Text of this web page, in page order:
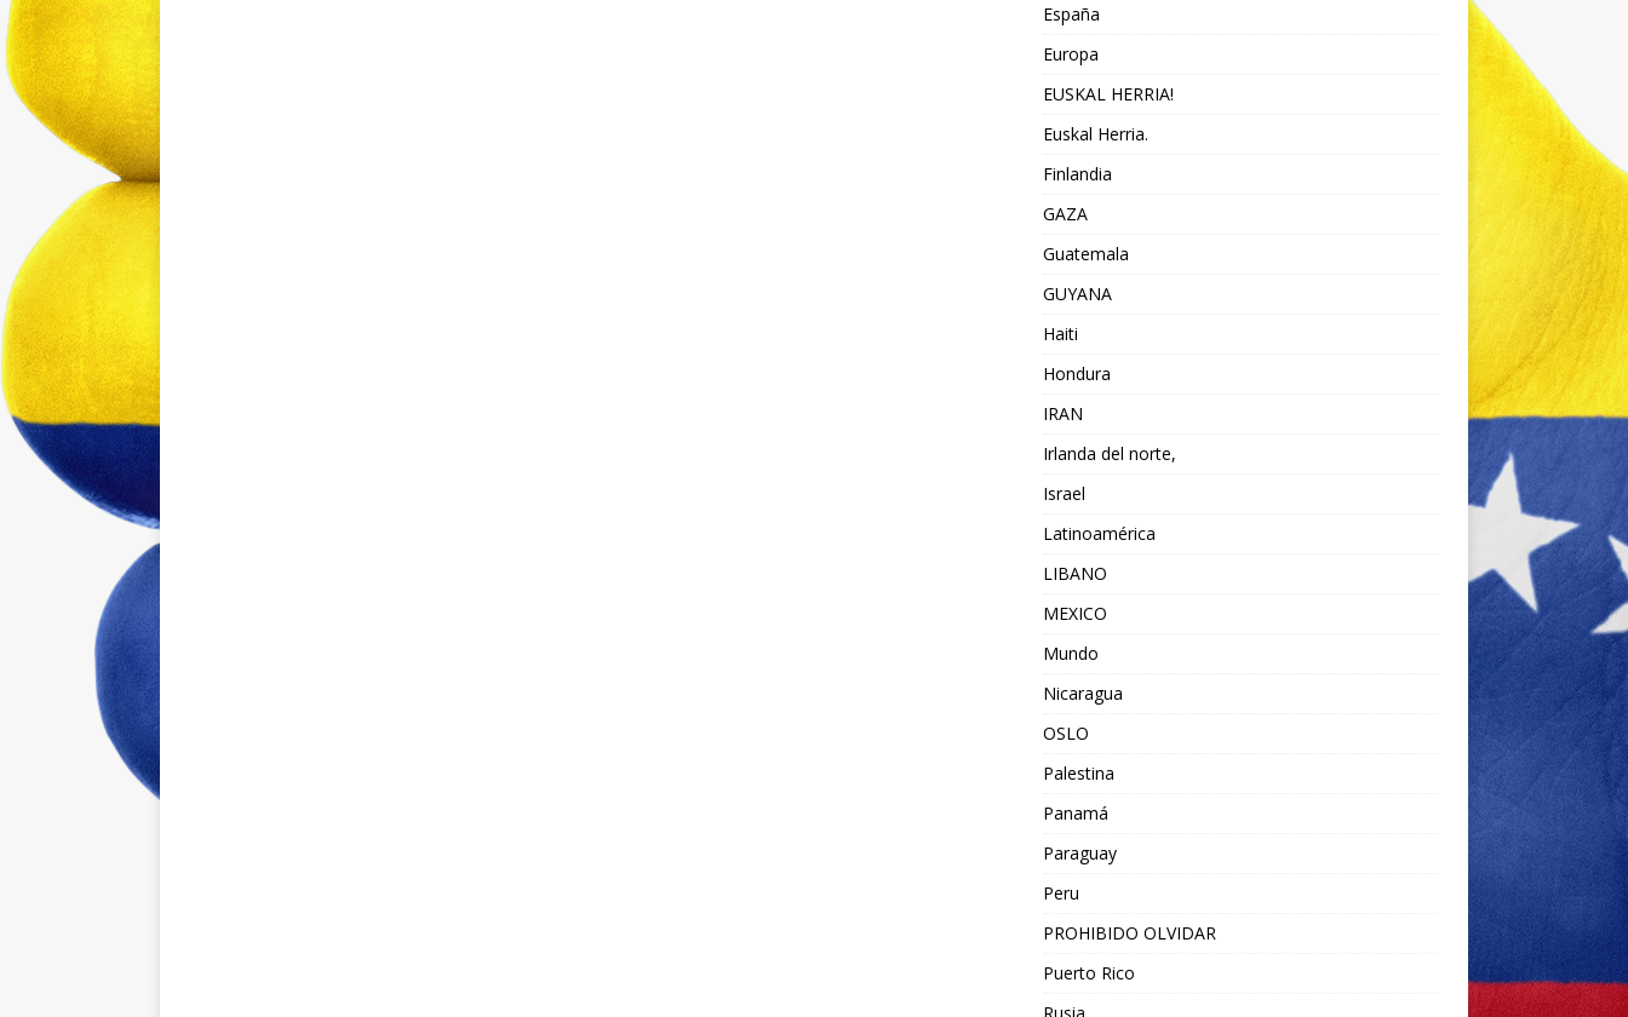
España
Europa
EUSKAL HERRIA!
Euskal Herria.
Finlandia
GAZA
Guatemala
GUYANA
Haiti
Hondura
IRAN
Irlanda del norte,
Israel
Latinoamérica
LIBANO
MEXICO
Mundo
Nicaragua
OSLO
Palestina
Panamá
Paraguay
Peru
PROHIBIDO OLVIDAR
Puerto Rico